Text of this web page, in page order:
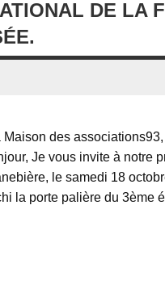
DE LA
des
Je vous invite à notre
le samedi 18
la porte palière du 3ème